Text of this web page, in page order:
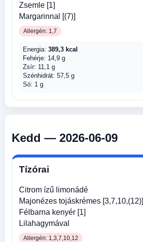
Zsemle [1]
Margarinnal [(7)]
Allergén: 1,7
Energia: 389,3 kcal
Fehérje: 14,9 g
Zsír: 11,1 g
Szénhidrát: 57,5 g
Só: 1 g
Kedd — 2026-06-09
Tízórai
Citrom ízű limonádé
Majonézes tojáskrémes [3,7,10,(12)]
Félbarna kenyér [1]
Lilahagymával
Allergén: 1,3,7,10,12